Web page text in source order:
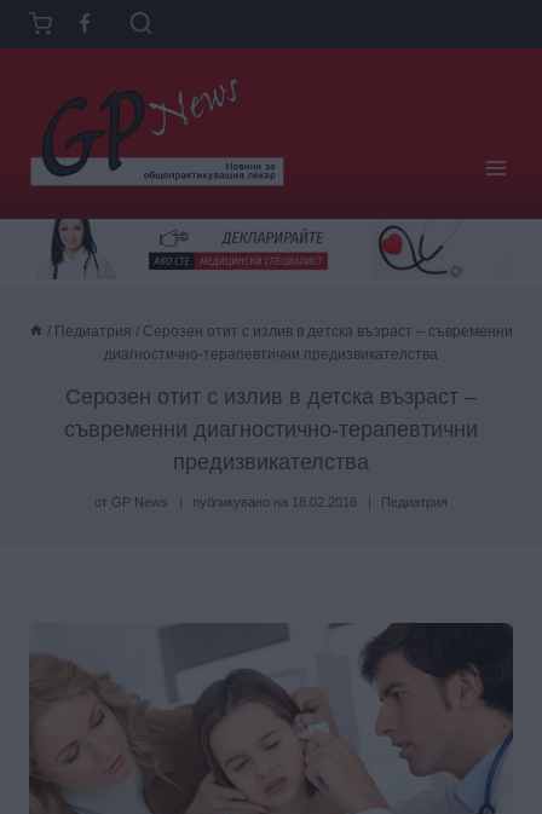
Към
съдържанието
/ Педиатрия / Серозен отит с излив в детска възраст – съвременни
диагностично-терапевтични предизвикателства
Серозен отит с излив в детска възраст –
съвременни диагностично-терапевтични
предизвикателства
от GP News публикувано на 18.02.2016 Педиатрия